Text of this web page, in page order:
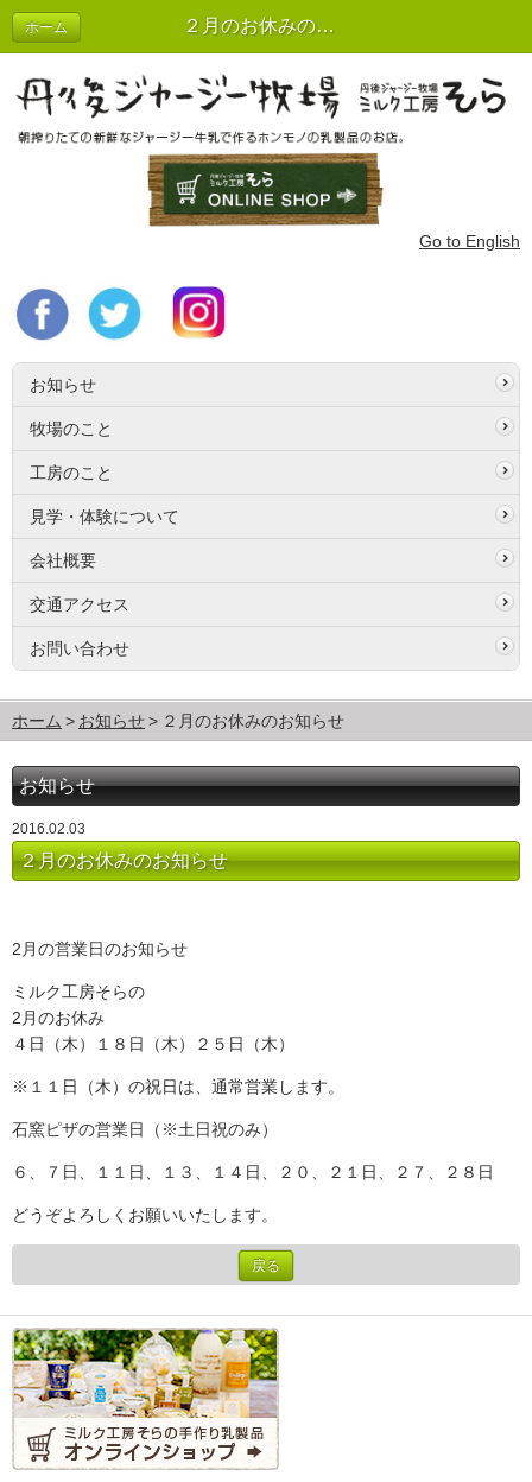
２月のお休みのお知らせ | お知らせ
ホーム
Go to English
お知らせ
牧場のこと
工房のこと
見学・体験について
会社概要
交通アクセス
お問い合わせ
ホーム お知らせ ２月のお休みのお知らせ
お知らせ
2016.02.03
２月のお休みのお知らせ
2月の営業日のお知らせ
ミルク工房そらの
2月のお休み
４日（木）１８日（木）２５日（木）
※１１日（木）の祝日は、通常営業します。
石窯ピザの営業日（※土日祝のみ）
６、７日、１１日、１３、１４日、２０、２１日、２７、２８日
どうぞよろしくお願いいたします。
戻る